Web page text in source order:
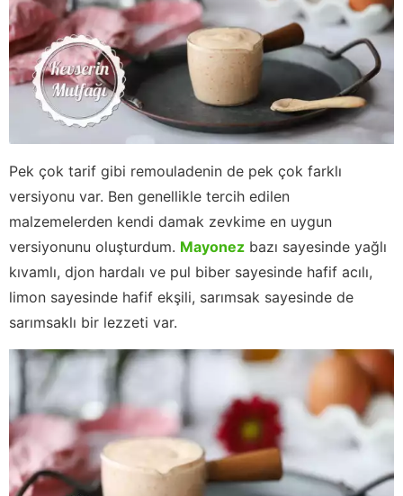
Pek çok tarif gibi remouladenin de pek çok farklı
versiyonu var. Ben genellikle tercih edilen
malzemelerden kendi damak zevkime en uygun
versiyonunu oluşturdum. Mayonez bazı sayesinde yağlı
kıvamlı, djon hardalı ve pul biber sayesinde hafif acılı,
limon sayesinde hafif ekşili, sarımsak sayesinde de
sarımsaklı bir lezzeti var.